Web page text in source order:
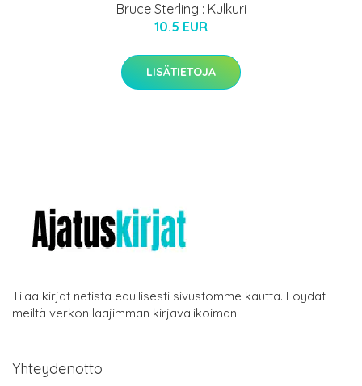
Bruce Sterling : Kulkuri
10.5 EUR
LISÄTIETOJA
Tilaa kirjat netistä edullisesti sivustomme kautta. Löydät
meiltä verkon laajimman kirjavalikoiman.
Yhteydenotto